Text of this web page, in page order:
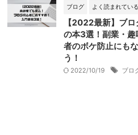
ブログ よく読まれてい
【2022最新】ブ
の本3選！副業・
者のボケ防止にも
う！
2022/10/19 ブロ